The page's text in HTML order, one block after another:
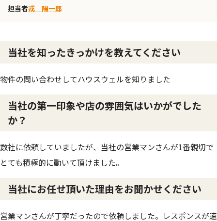
担当者戎 陽一郎
当社を知ったきっかけを教えてください
物件の問い合わせしてハウスウェルを知りました
当社の第一印象や店の雰囲気はいかがでした
か？
数社に依頼していましたが、当社の営業マンさんが1番親切で
とても積極的に動いて頂けました。
当社にお任せ頂いた理由をお聞かせください
営業マンさんが丁寧だったので依頼しました。レスポンスが速